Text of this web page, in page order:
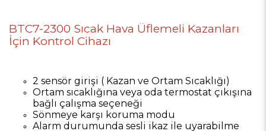
BTC7-2300 Sıcak Hava Üflemeli Kazanları
İçin Kontrol Cihazı
2 sensör girişi ( Kazan ve Ortam Sıcaklığı)
Ortam sıcaklığına veya oda termostat çıkışına
bağlı çalışma seçeneği
Sönmeye karşı koruma modu
Alarm durumunda sesli ikaz ile uyarabilme